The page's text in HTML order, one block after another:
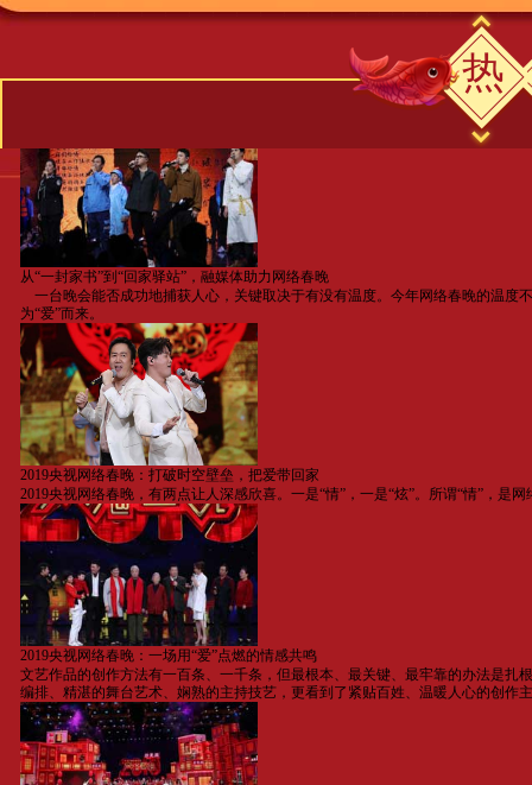
从“一封家书”到“回家驿站”，融媒体助力网络春晚
一台晚会能否成功地捕获人心，关键取决于有没有温度。今年网络春晚的温度
为“爱”而来。
2019央视网络春晚：打破时空壁垒，把爱带回家
2019央视网络春晚，有两点让人深感欣喜。一是“情”，一是“炫”。所谓“情”，
2019央视网络春晚：一场用“爱”点燃的情感共鸣
文艺作品的创作方法有一百条、一千条，但最根本、最关键、最牢靠的办法是扎
编排、精湛的舞台艺术、娴熟的主持技艺，更看到了紧贴百姓、温暖人心的创作